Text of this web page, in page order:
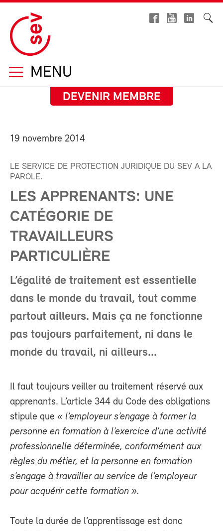
MENU
DEVENIR MEMBRE
19 novembre 2014
LE SERVICE DE PROTECTION JURIDIQUE DU SEV A LA
PAROLE.
LES APPRENANTS: UNE
CATÉGORIE DE
TRAVAILLEURS
PARTICULIÈRE
L’égalité de traitement est essentielle
dans le monde du travail, tout comme
partout ailleurs. Mais ça ne fonctionne
pas toujours parfaitement, ni dans le
monde du travail, ni ailleurs...
Il faut toujours veiller au traitement réservé aux
apprenants. L’article 344 du Code des obligations
stipule que « l’employeur s’engage à former la
personne en formation à l’exercice d’une activité
professionnelle déterminée, conformément aux
règles du métier, et la personne en formation
s’engage à travailler au service de l’employeur
pour acquérir cette formation ».
Toute la durée de l’apprentissage est donc